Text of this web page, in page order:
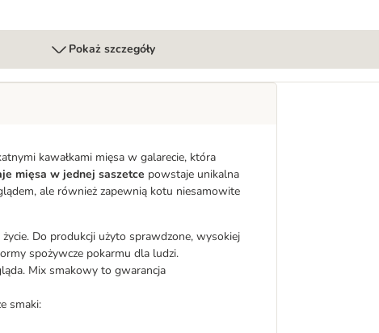
Pokaż szczegóły
kawałkami mięsa w galarecie, która
mięsa w jednej saszetce powstaje unikalna
ale również zapewnią kotu niesamowite
Do produkcji użyto sprawdzone, wysokiej
spożywcze pokarmu dla ludzi.
Mix smakowy to gwarancja
smaki: